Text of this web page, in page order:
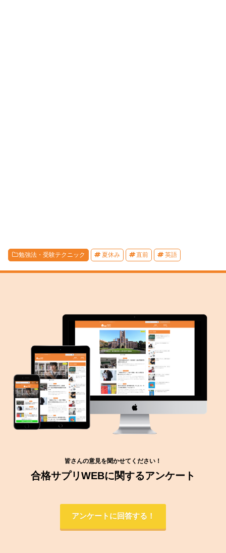
勉強法・受験テクニック 夏休み 直前 英語
皆さんの意見を聞かせてください！
合格サプリWEBに関するアンケート
アンケートに回答する！